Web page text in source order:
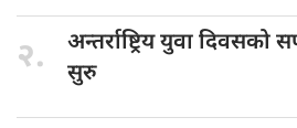
२. अन्तर्राष्ट्रिय युवादिवसको
सुरु